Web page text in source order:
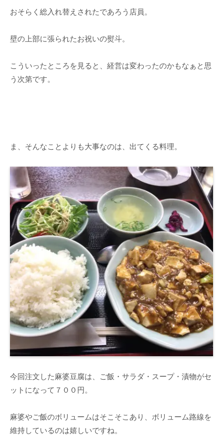
おそらく総入れ替えされたであろう店員。
壁の上部に張られたお祝いの熨斗。
こういったところを見ると、経営は変わったのかもなぁと思
う次第です。
ま、そんなことよりも大事なのは、出てくる料理。
今回注文した麻婆豆腐は、ご飯・サラダ・スープ・漬物がセ
ットになって７００円。
麻婆やご飯のボリュームはそこそこあり、ボリューム路線を
維持しているのは嬉しいですね。